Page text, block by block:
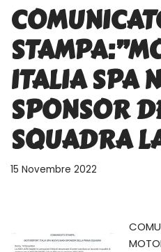
ITALIA SPA
SPONSOR
SQUADRA
15 Novembre 2022